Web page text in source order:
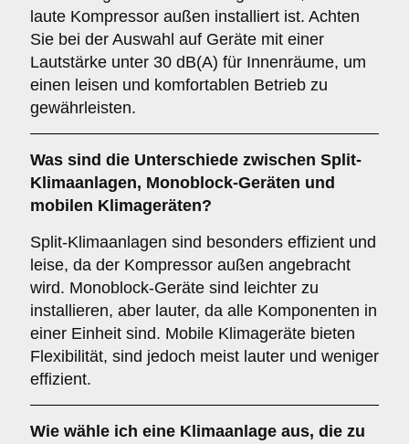
laute Kompressor außen installiert ist. Achten
Sie bei der Auswahl auf Geräte mit einer
Lautstärke unter 30 dB(A) für Innenräume, um
einen leisen und komfortablen Betrieb zu
gewährleisten.
Was sind die Unterschiede zwischen Split-
Klimaanlagen, Monoblock-Geräten und
mobilen Klimageräten?
Split-Klimaanlagen sind besonders effizient und
leise, da der Kompressor außen angebracht
wird. Monoblock-Geräte sind leichter zu
installieren, aber lauter, da alle Komponenten in
einer Einheit sind. Mobile Klimageräte bieten
Flexibilität, sind jedoch meist lauter und weniger
effizient.
Wie wähle ich eine Klimaanlage aus, die zu